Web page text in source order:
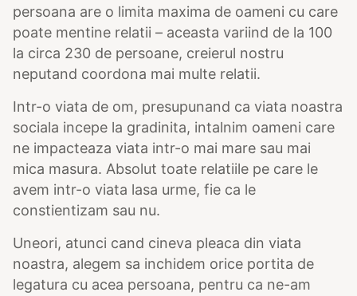
persoana are o limita maxima de oameni cu care
poate mentine relatii – aceasta variind de la 100
la circa 230 de persoane, creierul nostru
neputand coordona mai multe relatii.
Intr-o viata de om, presupunand ca viata noastra
sociala incepe la gradinita, intalnim oameni care
ne impacteaza viata intr-o mai mare sau mai
mica masura. Absolut toate relatiile pe care le
avem intr-o viata lasa urme, fie ca le
constientizam sau nu.
Uneori, atunci cand cineva pleaca din viata
noastra, alegem sa inchidem orice portita de
legatura cu acea persoana, pentru ca ne-am